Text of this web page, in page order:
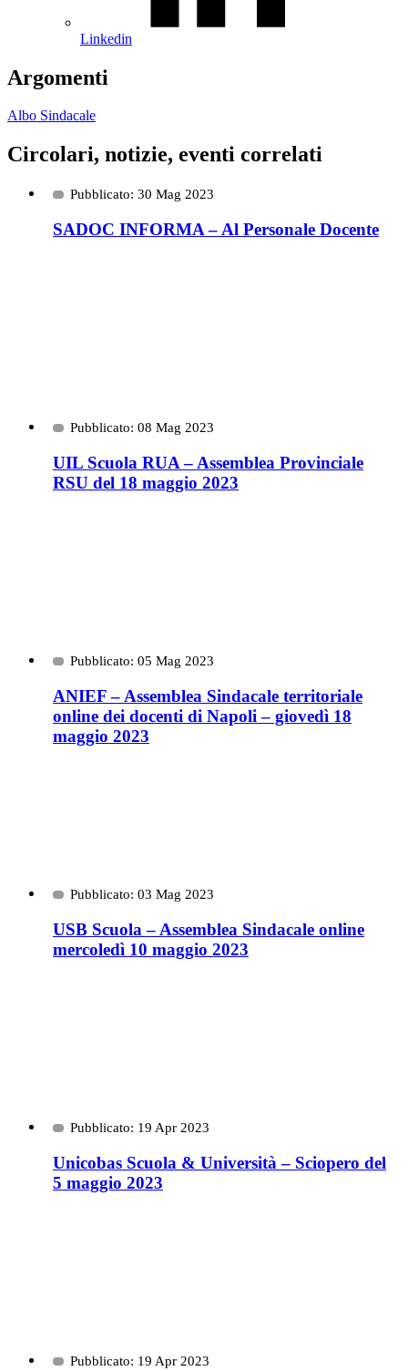
Linkedin
Argomenti
Albo Sindacale
Circolari, notizie, eventi correlati
Pubblicato: 30 Mag 2023
SADOC INFORMA – Al Personale Docente
Pubblicato: 08 Mag 2023
UIL Scuola RUA – Assemblea Provinciale
RSU del 18 maggio 2023
Pubblicato: 05 Mag 2023
ANIEF – Assemblea Sindacale territoriale
online dei docenti di Napoli – giovedì 18
maggio 2023
Pubblicato: 03 Mag 2023
USB Scuola – Assemblea Sindacale online
mercoledì 10 maggio 2023
Pubblicato: 19 Apr 2023
Unicobas Scuola & Università – Sciopero del
5 maggio 2023
Pubblicato: 19 Apr 2023